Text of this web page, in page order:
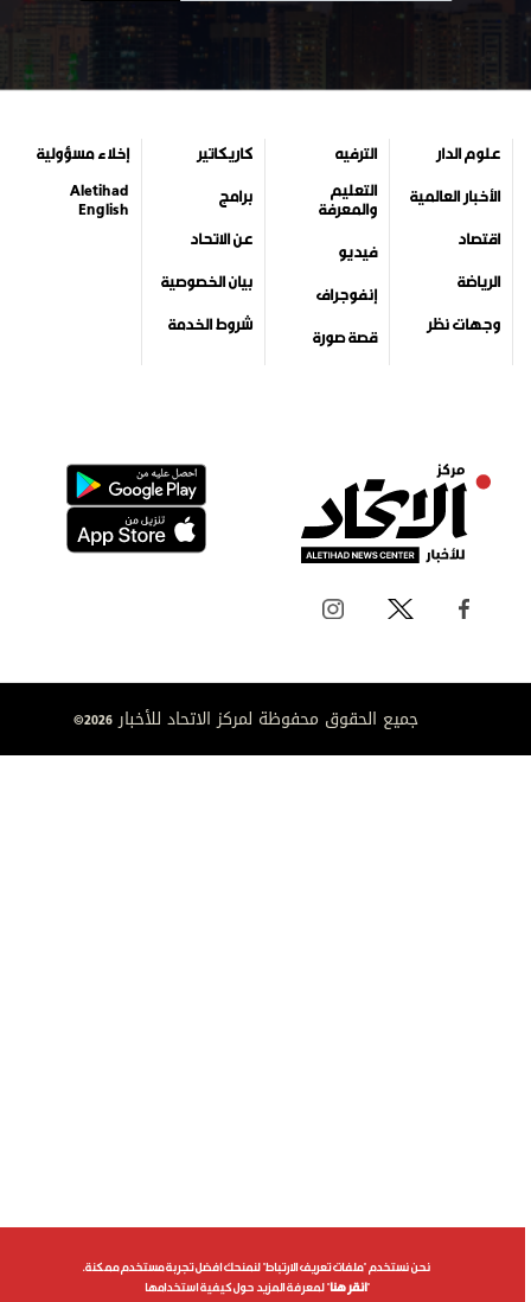
علوم الدار
الأخبار العالمية
اقتصاد
الرياضة
وجهات نظر
الترفيه
التعليم
والمعرفة
فيديو
إنفوجراف
قصة صورة
كاريكاتير
برامج
عن الاتحاد
بيان الخصوصية
شروط الخدمة
إخلاء مسؤولية
Aletihad
English
جميع الحقوق محفوظة لمركز الاتحاد للأخبار 2026©
نحن نستخدم "ملفات تعريف الارتباط" لنمنحك افضل تجربة مستخدم ممكنة.
انقر هنا" لمعرفة المزيد حول كيفية استخدامها